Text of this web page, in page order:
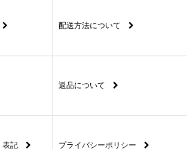
配送方法について
返品について
表記 プライバシーポリシー